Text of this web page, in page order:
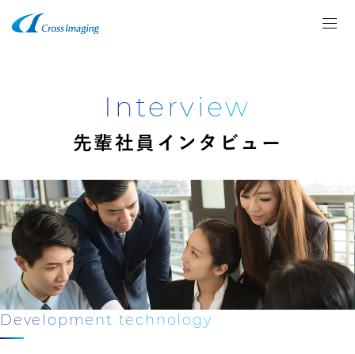
Interview
先輩社員インタビュー
Development technology